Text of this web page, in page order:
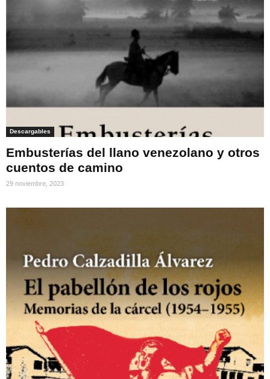
Descargables
Embusterías del llano venezolano y otros
cuentos de camino
29 noviembre, 2023